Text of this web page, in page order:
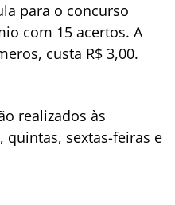
para o concurso
com 15 acertos. A
custa R$ 3,00.
realizados às
quintas, sextas-feiras e